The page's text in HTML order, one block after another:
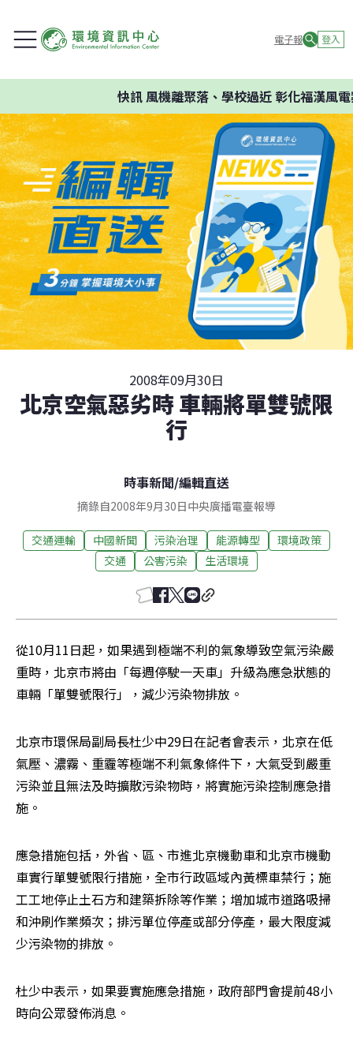
電子報 登入
快訊風機離聚落、學校過近 彰化福漢風電
2008年09月30日
北京空氣惡劣時 車輛將單雙號限
行
時事新聞/編輯直送
摘錄自2008年9月30日中央廣播電臺報導
交通運輸 中國新聞 污染治理 能源轉型
環境政策
交通
公害污染 生活環境
從10月11日起，如果遇到極端不利的氣象導致空氣污染嚴
重時，北京市將由「每週停駛一天車」升級為應急狀態的
車輛「單雙號限行」，減少污染物排放。
北京市環保局副局長杜少中29日在記者會表示，北京在低
氣壓、濃霧、重霾等極端不利氣象條件下，大氣受到嚴重
污染並且無法及時擴散污染物時，將實施污染控制應急措
施。
應急措施包括，外省、區、市進北京機動車和北京市機動
車實行單雙號限行措施，全市行政區域內黃標車禁行；施
工工地停止土石方和建築拆除等作業；增加城市道路吸掃
和沖刷作業頻次；排污單位停產或部分停產，最大限度減
少污染物的排放。
杜少中表示，如果要實施應急措施，政府部門會提前48小
時向公眾發佈消息。